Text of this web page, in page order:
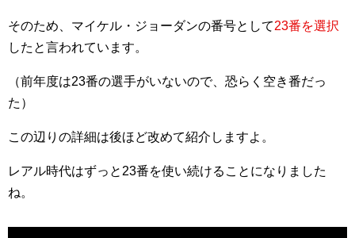
そのため、マイケル・ジョーダンの番号として23番を選択
したと言われています。
（前年度は23番の選手がいないので、恐らく空き番だっ
た）
この辺りの詳細は後ほど改めて紹介しますよ。
レアル時代はずっと23番を使い続けることになりました
ね。